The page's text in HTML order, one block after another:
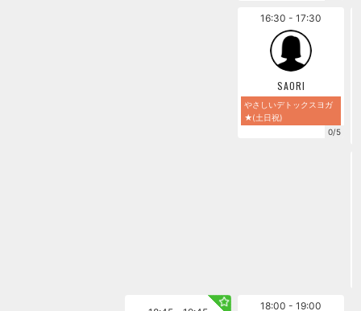
16:30 - 17:30
SAORI
やさしいデトックスヨガ
★(土日祝)
0/5
18:00 - 19:00